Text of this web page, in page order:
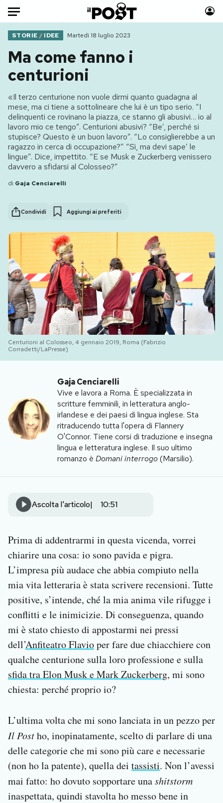
Auto
HOME
Italia
Mondo
Politica
Tecnologia
Internet
Scienza
Cultura
Economia
Libri
Consumismi
Storie/Idee
Ok Boomer!
Media
PODCAST
NEWSLETTER
I MIEI PREFERITI
SHOP
AREA PERSONALE
Area Personale
Newsletter
Notifiche mobile
STORIE / IDEE Martedì 18 luglio 2023
Ma come fanno i
centurioni
«Il terzo centurione non vuole dirmi quanto guadagna al
mese, ma ci tiene a sottolineare che lui è un tipo serio. “I
delinquenti ce rovinano la piazza, ce stanno gli abusivi… io al
lavoro mio ce tengo”. Centurioni abusivi? “Be’, perché si
stupisce? Questo è un buon lavoro”. “Lo consiglierebbe a un
ragazzo in cerca di occupazione?” “Sì, ma devi sape’ le
lingue”. Dice, impettito. “E se Musk e Zuckerberg venissero
davvero a sfidarsi al Colosseo?”
di Gaja Cenciarelli
Condividi Aggiungi ai preferiti
Centurioni al Colosseo, 4 gennaio 2019, Roma (Fabrizio
Corradetti/LaPresse)
Gaja Cenciarelli
Vive e lavora a Roma. È specializzata in
scritture femminili, in letteratura anglo-
irlandese e dei paesi di lingua inglese. Sta
ritraducendo tutta l'opera di Flannery
O'Connor. Tiene corsi di traduzione e insegna
lingua e letteratura inglese. Il suo ultimo
romanzo è Domani interrogo(Marsilio).
Ascolta l'articolo 10:51
Prima di addentrarmi in questa vicenda, vorrei
chiarire una cosa: io sono pavida e pigra.
L’impresa più audace che abbia compiuto nella
mia vita letteraria è stata scrivere recensioni. Tutte
positive, s’intende, ché la mia anima vile rifugge i
conflitti e le inimicizie. Di conseguenza, quando
mi è stato chiesto di appostarmi nei pressi
dell’Anfiteatro Flavioper fare due chiacchiere con
qualche centurione sulla loro professione e sulla
sfida tra Elon Musk e Mark Zuckerberg, mi sono
chiesta: perché proprio io?
L’ultima volta che mi sono lanciata in un pezzo per
Il Postho, inopinatamente, scelto di parlare di una
delle categorie che mi sono più care e necessarie
(non ho la patente), quella dei tassisti. Non l’avessi
mai fatto: ho dovuto sopportare unashitstorm
inaspettata, quindi stavolta ho messo bene in